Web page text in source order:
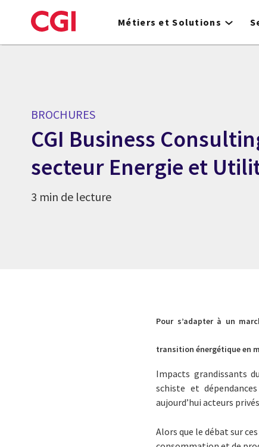
to
Métiers et Solutions
BROCHURES
CGI Business
secteur Energie et
3 min de lecture
Pour s’adapter à un
transition énergétique en
Impacts grandissants
schiste et
aujourd’hui acteurs
Alors que le débat sur